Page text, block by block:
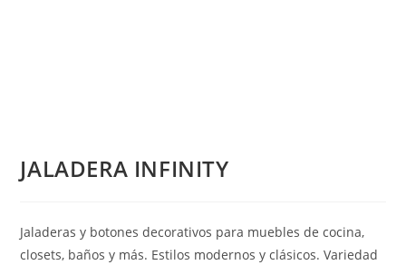
JALADERA INFINITY
Jaladeras y botones decorativos para muebles de cocina,
closets, baños y más. Estilos modernos y clásicos. Variedad